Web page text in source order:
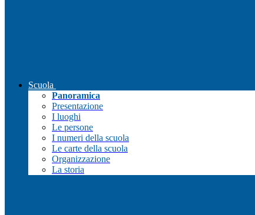
Scuola
Panoramica
Presentazione
I luoghi
Le persone
I numeri della scuola
Le carte della scuola
Organizzazione
La storia